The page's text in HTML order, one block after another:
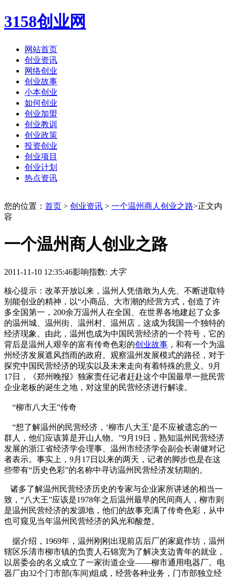
3158创业网
网站首页
创业资讯
网络创业
创业故事
小本创业
如何创业
创业加盟
创业教训
创业政策
投资创业
创业项目
创业计划
热点资讯
您的位置： 首页 > 创业资讯 > 一个温州商人创业之路>正文内
容
一个温州商人创业之路
2011-11-10 12:35:46影响指数: 大字
核心提示：改革开放以来，温州人凭借敢为人先、不断进取特
别能创业的精神，以“小商品、大市潮的经营方式，创造了许
多全国第一，200余万温州人在全国、在世界各地建起了众多
的温州城、温州街、温州村、温州店，这成为我国一个独特的
经济现象。由此，温州也成为中国民营经济的一个符号，它的
背后是温州人艰辛的富有传奇色彩的创业故事 ，和有一个为温
州经济发展遮风挡雨的政府。观察温州发展模式的路径，对于
探究中国民营经济的现实以及未来走向有着特殊的意义。9月
17日，《郑州晚报》独家责任记者赶赴这个中国最早一批民营
企业老板的诞生之地，对这里的民营经济进行解读。
“柳市八大王”传奇
“想了解温州的民营经济，‘柳市八大王’是不应被遗忘的一
群人，他们应该算是开山人物。”9月19日，熟知温州民营经济
发展的浙江省经济学会理事、温州市经济学会副会长谢健对记
者表示。事实上，9月17日以来的两天，记者的脚步也是在这
些带有“历史色彩”的名称中寻访温州民营经济发轫期的。
诸多了解温州民营经济历史的专家与企业家所讲述的相当一
致，“八大王”应该是1978年之后温州最早的民间商人，柳市则
是温州民营经济的发源地，他们的故事充满了传奇色彩，从中
也可窥见当年温州民营经济的风光和酸楚。
据介绍，1969年，温州刚刚出现前店后厂的家庭作坊，温州
辖区乐清市柳市镇的负责人石锦宽为了解决支边青年的就业，
以居委会的名义成立了一家街道企业——柳市通用电器厂。电
器厂由32个门市部(车间)组成，经营各种业务，门市部独立经